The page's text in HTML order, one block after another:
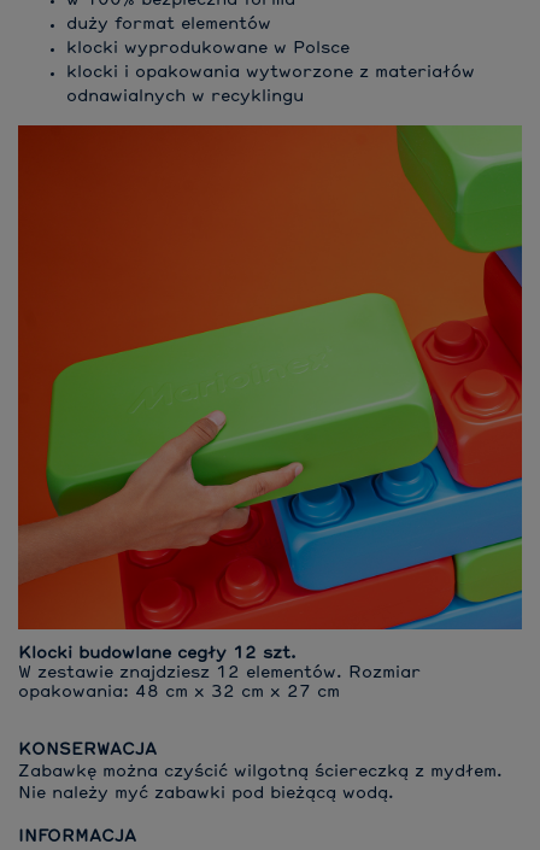
duży format elementów
klocki wyprodukowane w Polsce
klocki i opakowania wytworzone z materiałów
odnawialnych w recyklingu
Klocki budowlane cegły 12 szt.
W zestawie znajdziesz 12 elementów. Rozmiar
opakowania: 48 cm x 32 cm x 27 cm
KONSERWACJA
Zabawkę można czyścić wilgotną ściereczką z mydłem.
Nie należy myć zabawki pod bieżącą wodą.
INFORMACJA